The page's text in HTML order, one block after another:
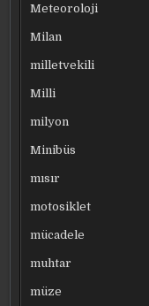
Meteoroloji
Milan
milletvekili
Milli
milyon
Minibüs
mısır
motosiklet
mücadele
muhtar
müze